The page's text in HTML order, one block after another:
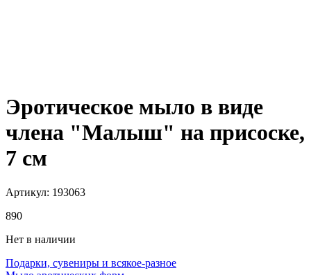
Эротическое мыло в виде
члена "Малыш" на присоске,
7 см
Артикул: 193063
890
Нет в наличии
Подарки, сувениры и всякое-разное